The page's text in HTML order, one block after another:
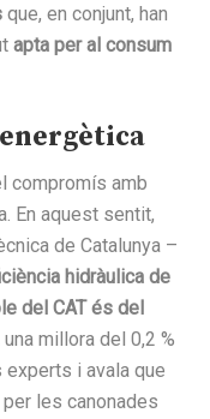
que, en conjunt, han
apta per al consum
compromís amb
En aquest sentit,
de Catalunya –
hidràulica de
del CAT és del
millora del 0,2 %
i avala que
les canonades